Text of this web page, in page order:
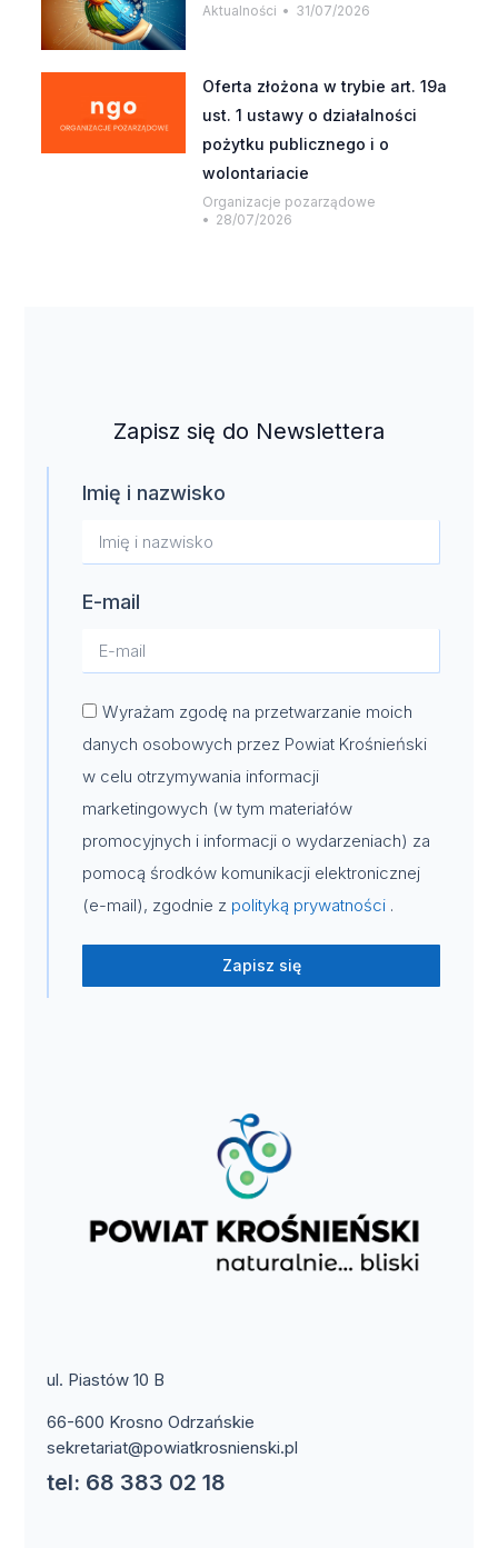
Aktualności 31/07/2026
Oferta złożona w trybie art. 19a
ust. 1 ustawy o działalności
pożytku publicznego i o
wolontariacie
Organizacje pozarządowe
28/07/2026
Zapisz się do Newslettera
Imię i nazwisko
E-mail
Wyrażam zgodę na przetwarzanie moich
danych osobowych przez Powiat Krośnieński
w celu otrzymywania informacji
marketingowych (w tym materiałów
promocyjnych i informacji o wydarzeniach) za
pomocą środków komunikacji elektronicznej
(e-mail), zgodnie z polityką prywatności .
Zapisz się
ul. Piastów 10 B
66-600 Krosno Odrzańskie
sekretariat@powiatkrosnienski.pl
tel: 68 383 02 18